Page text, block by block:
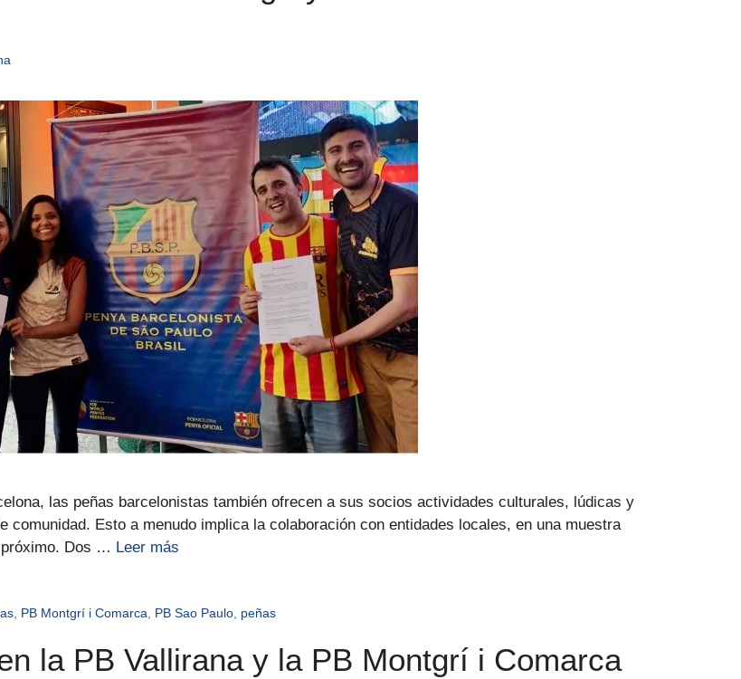
las peñas barcelonistas también ofrecen a sus socios actividades culturales, lúdicas y
Esto a menudo implica la colaboración con entidades locales, en una muestra
próximo. Dos … Leer más
PB Montgrí i Comarca PB Sao Paulo peñas
la PB Vallirana y la PB Montgrí i Comarca